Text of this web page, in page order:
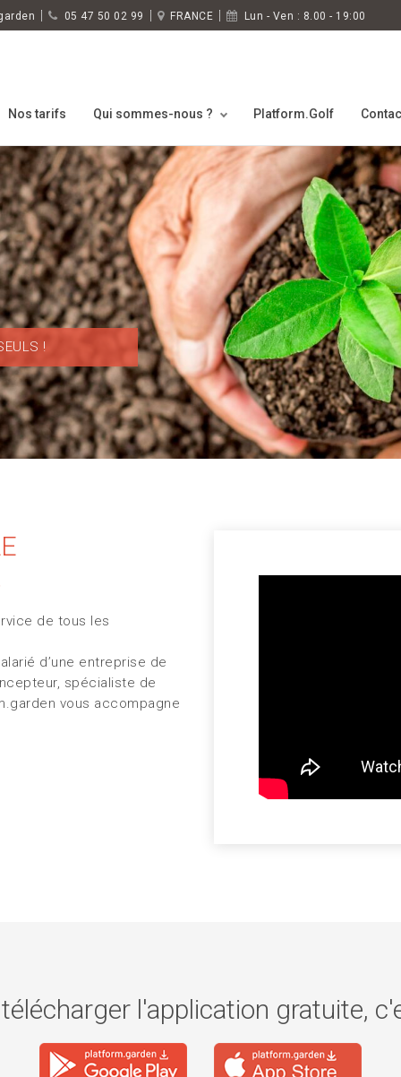
05 47 50 02 99 FRANCE Lun - Ven : 8.00 - 19:00
Nos tarifs Qui sommes-nous ? Platform.Golf
!
de tous les
d’une entreprise de
spécialiste de
vous accompagne
l'application gratuite,